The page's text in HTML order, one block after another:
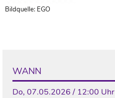
Bildquelle: EGO
WANN
Do, 07.05.2026 / 12:00 Uhr